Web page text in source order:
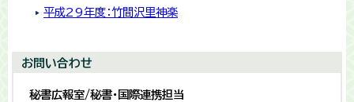
平成29年度：竹間沢里神楽
お問い合わせ
秘書広報室/秘書・国際連携担当